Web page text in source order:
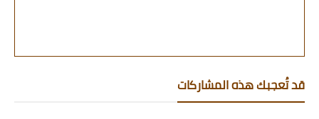
قد تُعجبك هذه المشاركات